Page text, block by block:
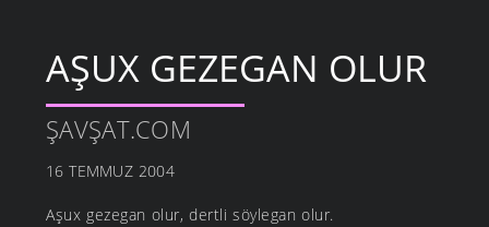
AŞUX GEZEGAN OLUR
ŞAVŞAT.COM
16 TEMMUZ 2004
Aşux gezegan olur, dertli söylegan olur.